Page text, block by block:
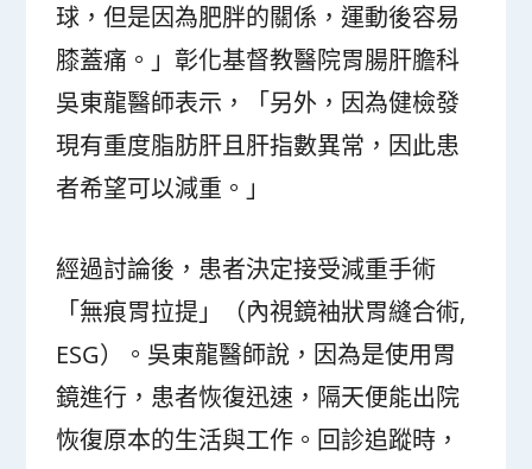
球，但是因為肥胖的關係，運動後容易
膝蓋痛。」彰化基督教醫院胃腸肝膽科
吳東龍醫師表示，「另外，因為健檢發
現有重度脂肪肝且肝指數異常，因此患
者希望可以減重。」
經過討論後，患者決定接受減重手術
「無痕胃拉提」（內視鏡袖狀胃縫合術,
ESG）。吳東龍醫師說，因為是使用胃
鏡進行，患者恢復迅速，隔天便能出院
恢復原本的生活與工作。回診追蹤時，